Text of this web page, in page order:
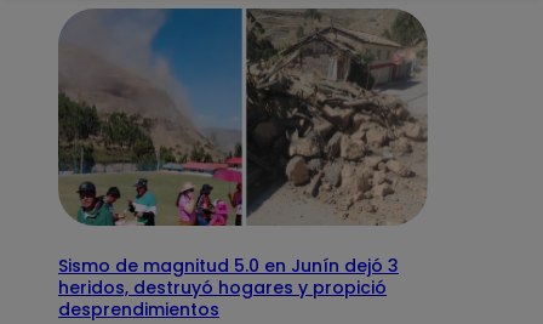
Sismo de magnitud 5.0 en Junín dejó 3
heridos, destruyó hogares y propició
desprendimientos